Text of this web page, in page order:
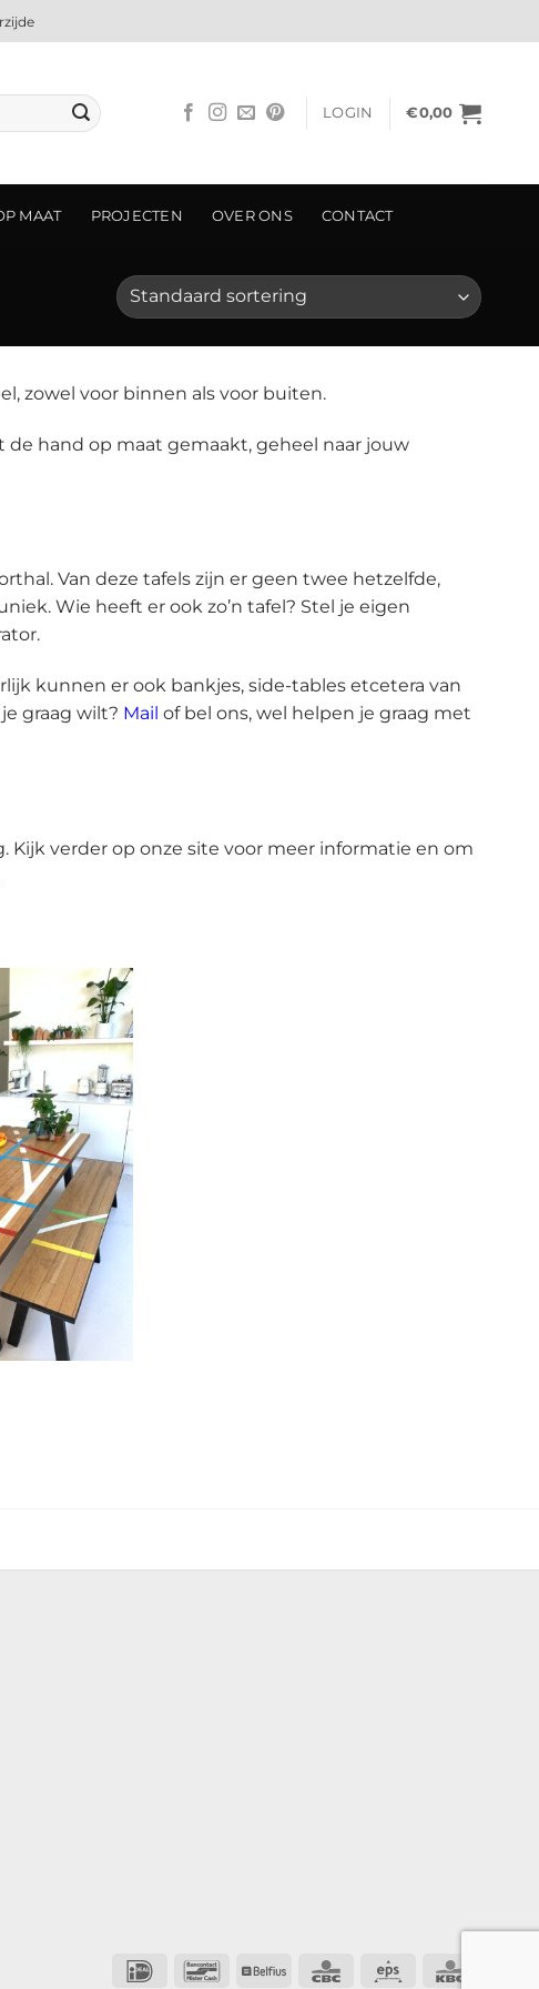
LOGIN €0,00
MAAT PROJECTEN OVER ONS CONTACT
zowel voor binnen als voor buiten.
hand op maat gemaakt, geheel naar jouw
Van deze tafels zijn er geen twee hetzelfde,
Wie heeft er ook zo’n tafel? Stel je eigen
kunnen er ook bankjes, side-tables etcetera van
graag wilt? Mail of bel ons, wel helpen je graag met
verder op onze site voor meer informatie en om
IDeal BancontactBelfius CBC Eps